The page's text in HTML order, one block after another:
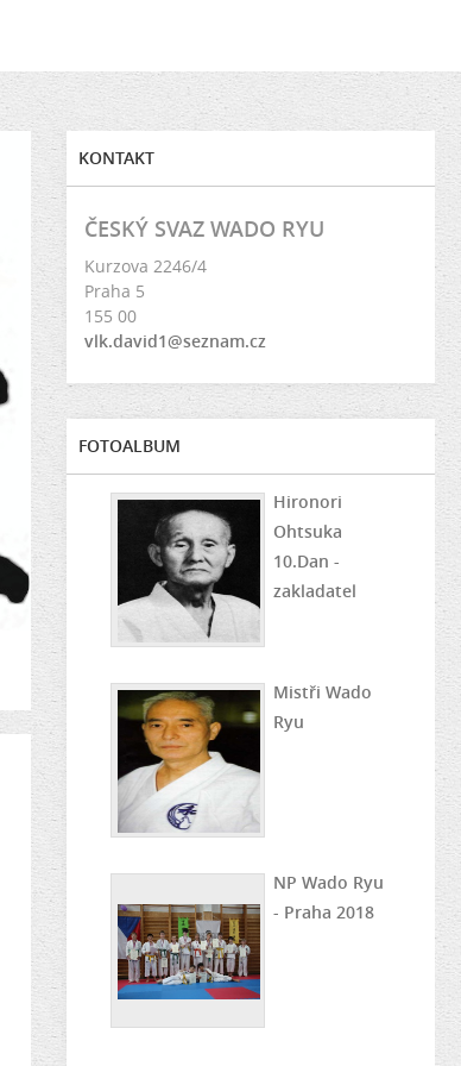
KONTAKT
ČESKÝ SVAZ WADO RYU
Kurzova 2246/4
Praha 5
155 00
vlk.david1@seznam.cz
FOTOALBUM
Hironori
Ohtsuka
10.Dan -
zakladatel
Mistři Wado
Ryu
NP Wado Ryu
- Praha 2018